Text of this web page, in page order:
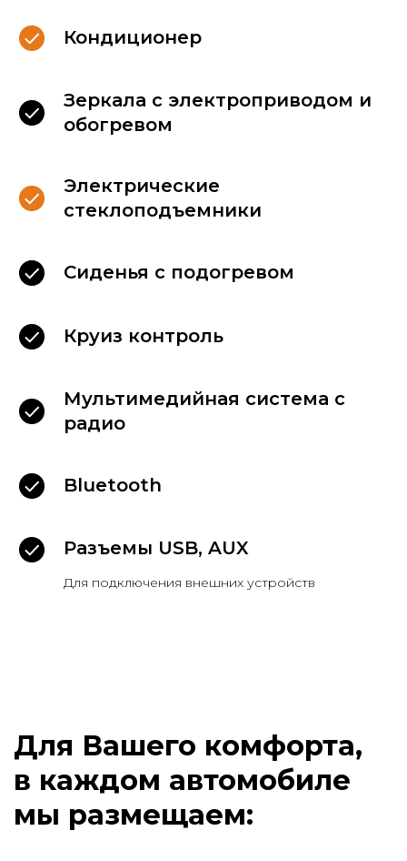
Кондиционер
Зеркала с электроприводом и
обогревом
Электрические
стеклоподъемники
Сиденья с подогревом
Круиз контроль
Мультимедийная система с
радио
Bluetooth
Разъемы USB, AUX
Для подключения внешних устройств
в каждом автомобиле
мы размещаем: